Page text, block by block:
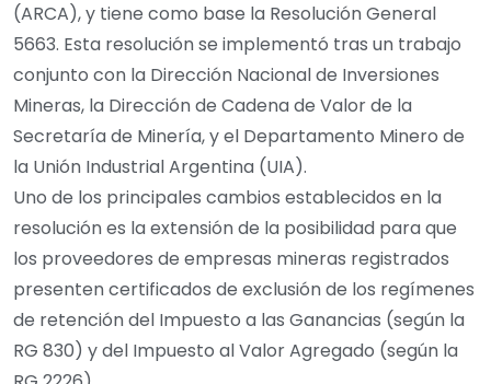
(ARCA), y tiene como base la Resolución General
5663. Esta resolución se implementó tras un trabajo
conjunto con la Dirección Nacional de Inversiones
Mineras, la Dirección de Cadena de Valor de la
Secretaría de Minería, y el Departamento Minero de
la Unión Industrial Argentina (UIA).
Uno de los principales cambios establecidos en la
resolución es la extensión de la posibilidad para que
los proveedores de empresas mineras registrados
presenten certificados de exclusión de los regímenes
de retención del Impuesto a las Ganancias (según la
RG 830) y del Impuesto al Valor Agregado (según la